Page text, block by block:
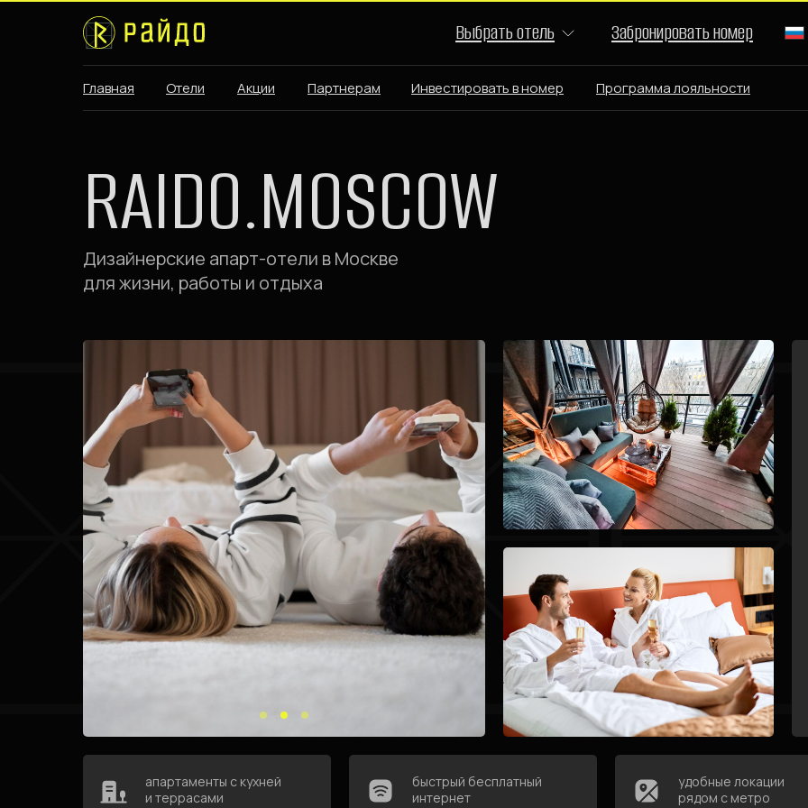
Выбрать отель Забронировать номер
Инвестировать в номер Программа лояльности
Партнерам
Акции
Отели
Главная
RAIDO.MOSCOW
Дизайнерские апарт-отели в Москве
для жизни, работы и отдыха
удобные локации
рядом с метро
быстрый бесплатный
интернет
апартаменты с кухней
и террасами